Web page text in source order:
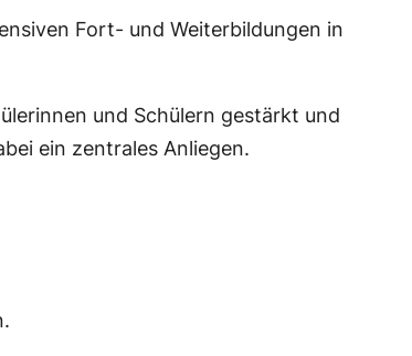
Fort- und Weiterbildungen in
und Schülern gestärkt und
ein zentrales Anliegen.